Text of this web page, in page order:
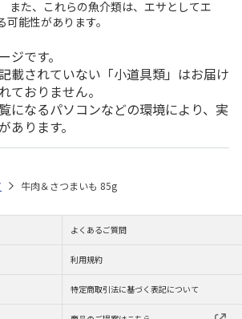
また、これらの魚介類は、エサとしてエ
能性があります。
ジです。
載されていない「小道具類」はお届け
ておりません。
になるパソコンなどの環境により、実
あります。
牛肉＆さつまいも 85g
よくあるご質問
利用規約
特定商取引法に基づく表記について